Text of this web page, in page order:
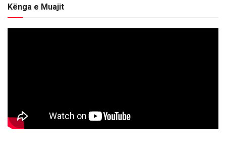
Kënga e Muajit